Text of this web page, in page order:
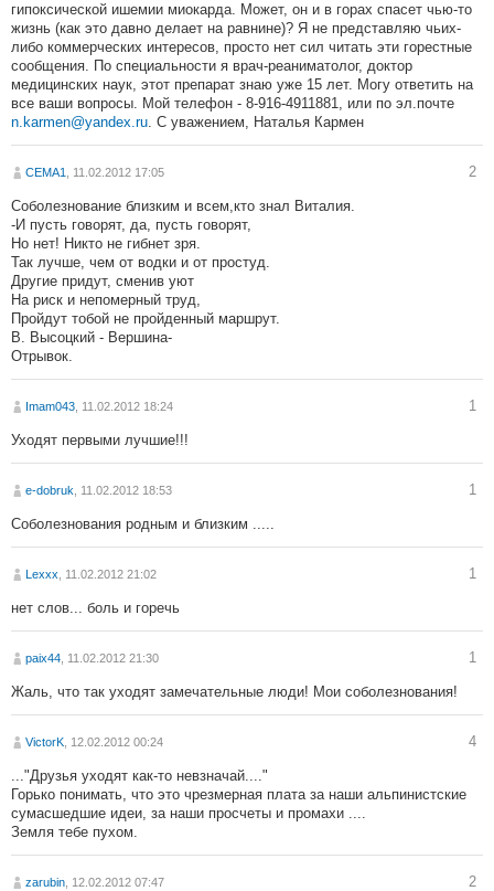
гипоксической ишемии миокарда. Может, он и в горах спасет чью-то
жизнь (как это давно делает на равнине)? Я не представляю чьих-
либо коммерческих интересов, просто нет сил читать эти горестные
сообщения. По специальности я врач-реаниматолог, доктор
медицинских наук, этот препарат знаю уже 15 лет. Могу ответить на
все ваши вопросы. Мой телефон - 8-916-4911881, или по эл.почте
n.karmen@yandex.ru. С уважением, Наталья Кармен
CEMA1 , 11.02.2012 17:05 2
Соболезнование близким и всем,кто знал Виталия.
-И пусть говорят, да, пусть говорят,
Но нет! Никто не гибнет зря.
Так лучше, чем от водки и от простуд.
Другие придут, сменив уют
На риск и непомерный труд,
Пройдут тобой не пройденный маршрут.
В. Высоцкий - Вершина-
Отрывок.
Imam043 , 11.02.2012 18:24 1
Уходят первыми лучшие!!!
e-dobruk , 11.02.2012 18:53 1
Соболезнования родным и близким .....
Lexxx , 11.02.2012 21:02 1
нет слов... боль и горечь
paix44 , 11.02.2012 21:30 1
Жаль, что так уходят замечательные люди! Мои соболезнования!
VictorK , 12.02.2012 00:24 4
..."Друзья уходят как-то невзначай...."
Горько понимать, что это чрезмерная плата за наши альпинистские
сумасшедшие идеи, за наши просчеты и промахи ....
Земля тебе пухом.
zarubin , 12.02.2012 07:47 2